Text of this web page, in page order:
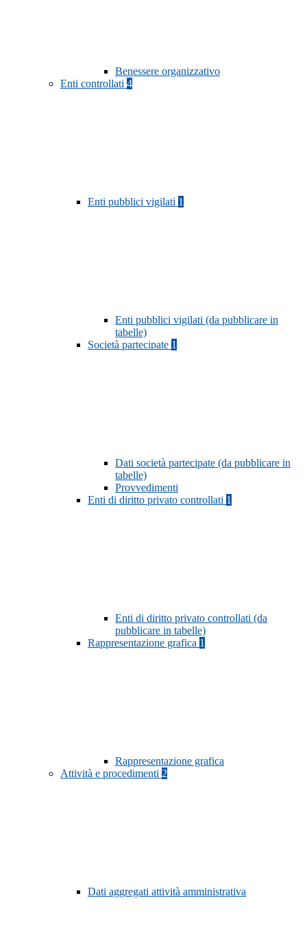
Benessere organizzativo
Enti controllati 4
Enti pubblici vigilati 1
Enti pubblici vigilati (da pubblicare in
tabelle)
Società partecipate 1
Dati società partecipate (da pubblicare in
tabelle)
Provvedimenti
Enti di diritto privato controllati 1
Enti di diritto privato controllati (da
pubblicare in tabelle)
Rappresentazione grafica 1
Rappresentazione grafica
Attività e procedimenti 2
Dati aggregati attività amministrativa